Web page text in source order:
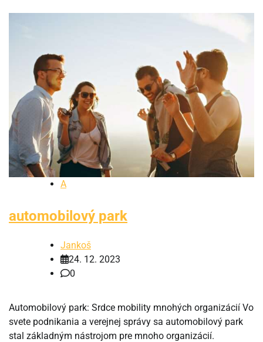
A
automobilový park
Jankoš
24. 12. 2023
0
Automobilový park: Srdce mobility mnohých organizácií Vo
svete podnikania a verejnej správy sa automobilový park
stal základným nástrojom pre mnoho organizácií.